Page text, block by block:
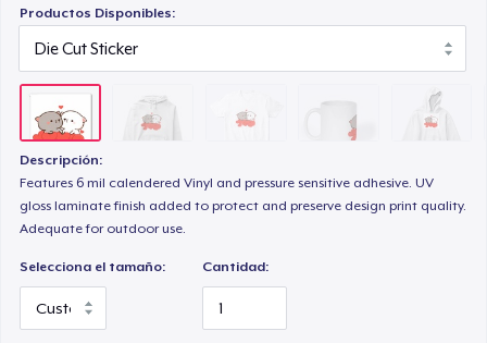
Productos Disponibles:
Descripción:
Features 6 mil calendered Vinyl and pressure sensitive adhesive. UV
gloss laminate finish added to protect and preserve design print quality.
Adequate for outdoor use.
Selecciona el tamaño: Cantidad: